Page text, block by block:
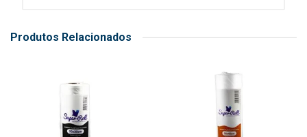
Produtos Relacionados